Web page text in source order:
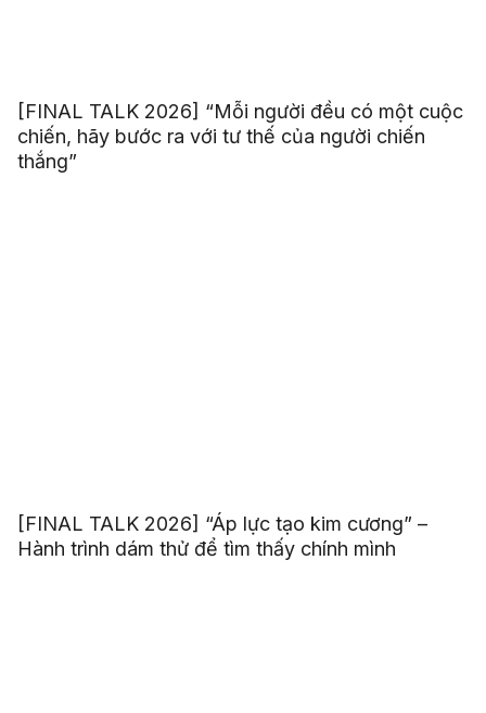
[FINAL TALK 2026] “Mỗi người đều có một cuộc
chiến, hãy bước ra với tư thế của người chiến
thắng”
[FINAL TALK 2026] “Áp lực tạo kim cương” –
Hành trình dám thử để tìm thấy chính mình